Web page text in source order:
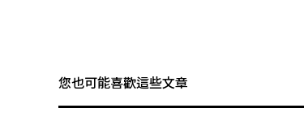
您也可能喜歡這些文章